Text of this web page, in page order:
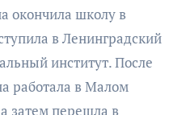
окончила школу в
в Ленинградский
институт. После
работала в Малом
затем перешла в